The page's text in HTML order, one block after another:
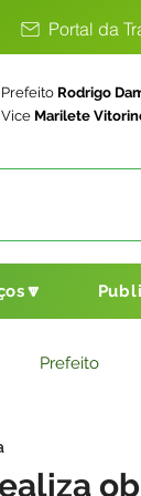
Portal da
Prefeito Rodrigo
Vice Marilete
Prefeito